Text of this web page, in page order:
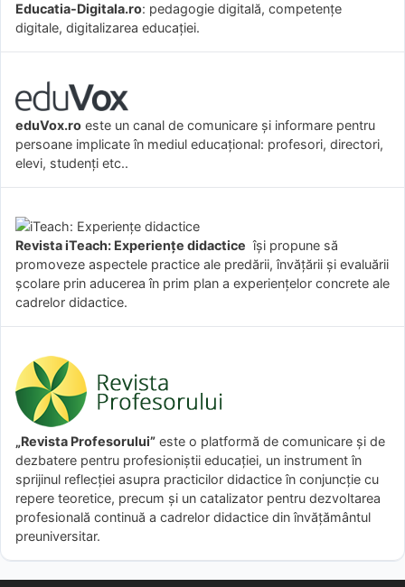
Educatia-Digitala.ro: pedagogie digitală, competențe
digitale, digitalizarea educației.
eduVox.ro este un canal de comunicare și informare pentru
persoane implicate în mediul educațional: profesori, directori,
elevi, studenți etc..
Revista iTeach: Experienţe didactice îşi propune să
promoveze aspectele practice ale predării, învăţării şi evaluării
şcolare prin aducerea în prim plan a experienţelor concrete ale
cadrelor didactice.
„Revista Profesorului” este o platformă de comunicare și de
dezbatere pentru profesioniștii educației, un instrument în
sprijinul reflecției asupra practicilor didactice în conjuncție cu
repere teoretice, precum și un catalizator pentru dezvoltarea
profesională continuă a cadrelor didactice din învățământul
preuniversitar.